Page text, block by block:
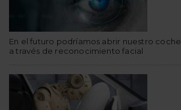
En el futuro podríamos abrir nuestro coche
a través de reconocimiento facial